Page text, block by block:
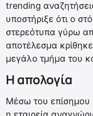
trending
υποστήριξε ότι ο
στερεότυπα γύρω
αποτέλεσμα
μεγάλο τμήμα του
Η απολογία
Μέσω του επίσημου